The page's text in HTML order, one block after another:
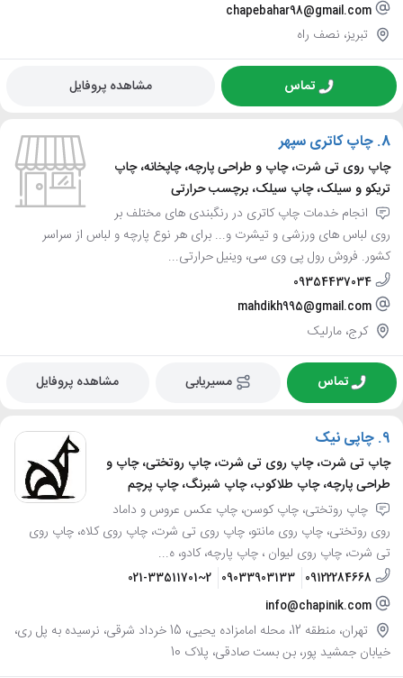
chapebahar98@gmail.com
تبریز، نصف راه
تماس مشاهده پروفایل
8. چاپ کاتری سپهر
چاپ روی تی شرت، چاپ و طراحی پارچه، چاپخانه، چاپ
تریکو و سیلک، چاپ سیلک، برچسب حرارتی
انجام خدمات چاپ کاتری در رنگبندی های مختلف بر
روی لباس های ورزشی و تیشرت و... برای هر نوع پارچه و لباس از سراسر
کشور. فروش رول پی وی سی، وینیل حرارتی...
09354437034
mahdikh995@gmail.com
کرج، مارلیک
تماس مسیریابی مشاهده پروفایل
9. چاپی نیک
چاپ تی شرت، چاپ روی تی شرت، چاپ روتختی، چاپ و
طراحی پارچه، چاپ طلاکوب، چاپ شبرنگ، چاپ پرچم
چاپ روتختی، چاپ کوسن، چاپ عکس عروس و داماد
روی روتختی، چاپ روی مانتو، چاپ روی تی شرت، چاپ روی کلاه، چاپ روی
تی شرت، چاپ روی لیوان ، چاپ پارچه، کادو، ه...
09122284668
09033903133
021-33511701~2
info@chapinik.com
تهران، منطقه 12، محله امامزاده یحیی، 15 خرداد شرقی، نرسیده به پل ری،
خیابان جمشید پور، بن بست صادقی، پلاک 10